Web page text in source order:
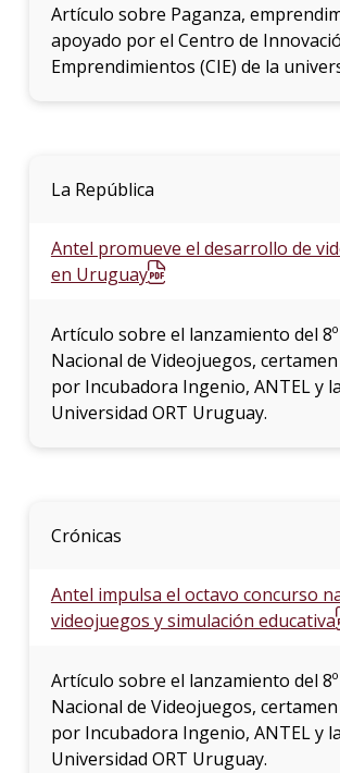
Artículo sobre Paganza,
apoyado por el Centro de
Emprendimientos (CIE) de la
La República
Antel promueve el desarrollo de
en Uruguay
Artículo sobre el lanzamiento del
Nacional de Videojuegos,
por Incubadora Ingenio, ANTEL y la
Universidad ORT Uruguay.
Crónicas
Antel impulsa el octavo concurso
videojuegos y simulación educativa
Artículo sobre el lanzamiento del
Nacional de Videojuegos,
por Incubadora Ingenio, ANTEL y la
Universidad ORT Uruguay.